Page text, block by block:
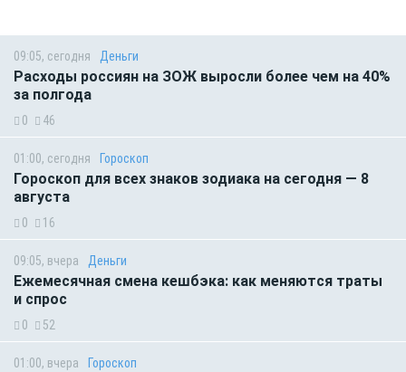
09:05, сегодня Деньги
Расходы россиян на ЗОЖ выросли более чем на 40%
за полгода
0 46
01:00, сегодня Гороскоп
Гороскоп для всех знаков зодиака на сегодня — 8
августа
0 16
09:05, вчера Деньги
Ежемесячная смена кешбэка: как меняются траты
и спрос
0 52
01:00, вчера Гороскоп